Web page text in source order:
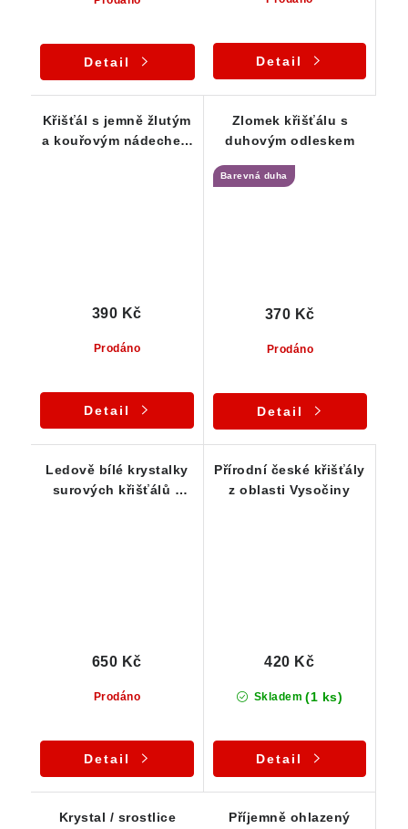
Detail Detail
Křišťál s jemně žlutým
a kouřovým nádechem
Prodáno
390 Kč
Detail
Zlomek křišťálu s
duhovým odleskem
Barevná duha
Prodáno
370 Kč
Detail
Ledově bílé krystalky
surových křišťálů z
Prodáno
650 Kč
Detail
Přírodní české křišťály
z oblasti Vysočiny
Skladem (1 ks)
420 Kč
Detail
Krystal / srostlice
Příjemně ohlazený